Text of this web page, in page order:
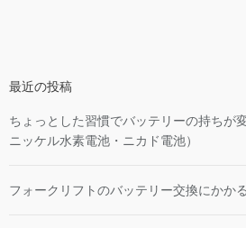
最近の投稿
ちょっとした習慣でバッテリーの持ちが
ニッケル水素電池・ニカド電池）
フォークリフトのバッテリー交換にかか